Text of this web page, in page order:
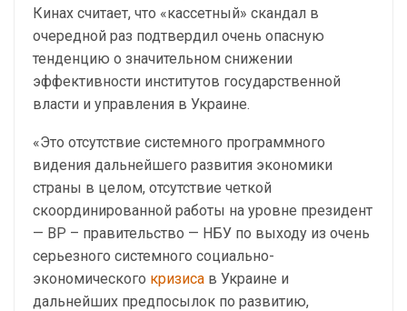
Кинах считает, что «кассетный» скандал в
очередной раз подтвердил очень опасную
тенденцию о значительном снижении
эффективности институтов государственной
власти и управления в Украине.
«Это отсутствие системного программного
видения дальнейшего развития экономики
страны в целом, отсутствие четкой
скоординированной работы на уровне президент
— ВР – правительство — НБУ по выходу из очень
серьезного системного социально-
экономического кризиса в Украине и
дальнейших предпосылок по развитию,